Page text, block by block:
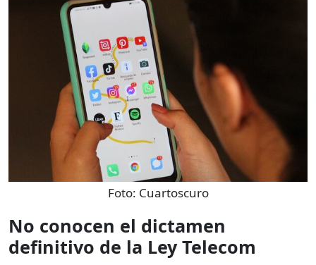
Foto: Cuartoscuro
No conocen el dictamen
definitivo de la Ley Telecom